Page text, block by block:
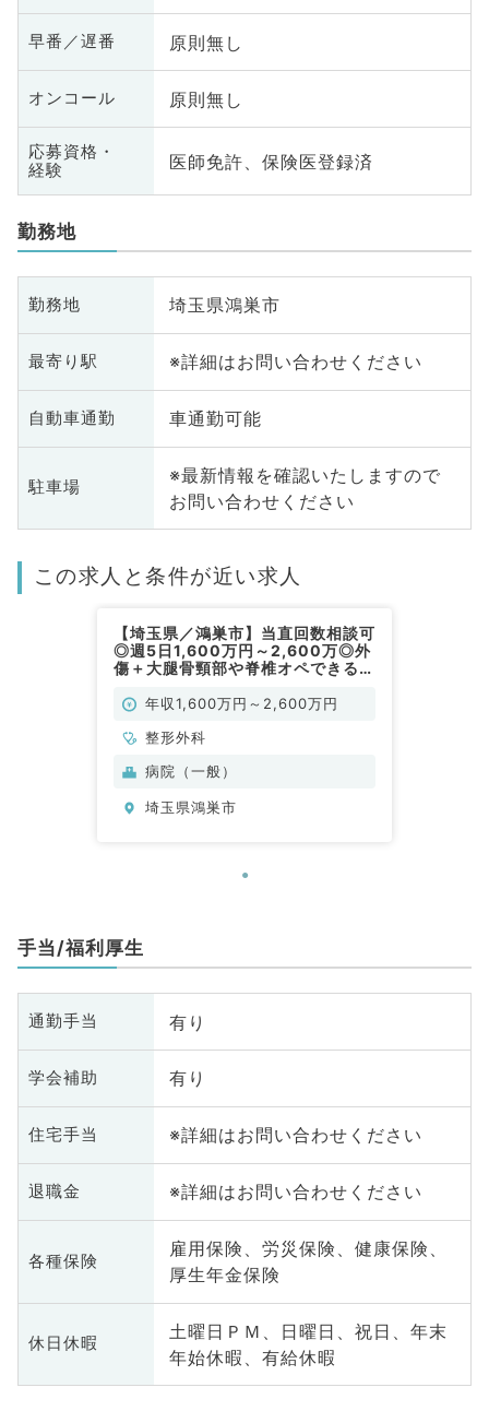
早番／遅番 原則無し
オンコール 原則無し
応募資格・
経験
医師免許、保険医登録済
勤務地
勤務地 埼玉県鴻巣市
最寄り駅 ※詳細はお問い合わせください
自動車通勤 車通勤可能
駐車場
※最新情報を確認いたしますので
お問い合わせください
この求人と条件が近い求人
【埼玉県／鴻巣市】当直回数相談可
◎週5日1,600万円～2,600万◎外
傷＋大腿骨頸部や脊椎オペできる医
／常勤）
年収1,600万円～2,600万円
整形外科
病院（一般）
埼玉県鴻巣市
手当/福利厚生
通勤手当 有り
学会補助 有り
住宅手当 ※詳細はお問い合わせください
退職金 ※詳細はお問い合わせください
各種保険
雇用保険、労災保険、健康保険、
厚生年金保険
休日休暇
土曜日ＰＭ、日曜日、祝日、年末
年始休暇、有給休暇